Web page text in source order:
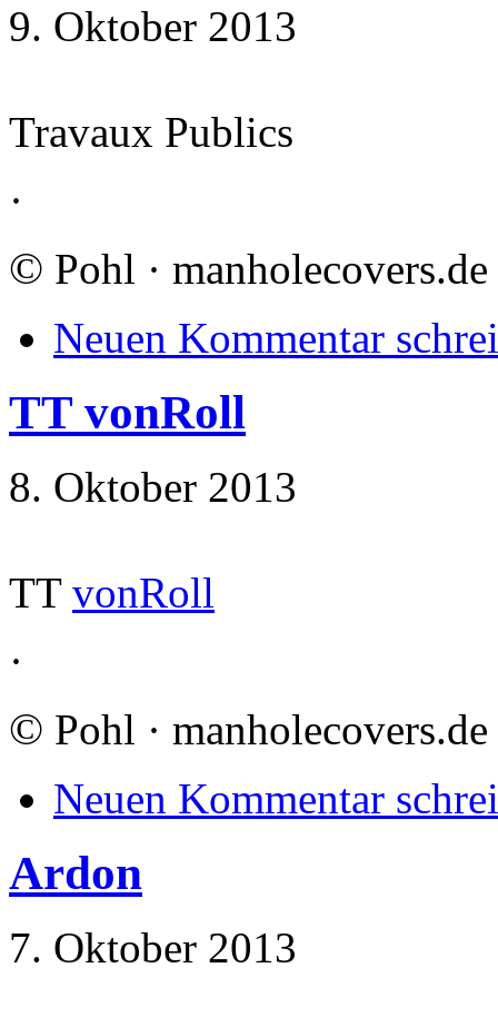
9. Oktober 2013
Travaux Publics
·
© Pohl · manholecovers.de
Neuen Kommentar
TT vonRoll
8. Oktober 2013
TT vonRoll
·
© Pohl · manholecovers.de
Neuen Kommentar
Ardon
7. Oktober 2013